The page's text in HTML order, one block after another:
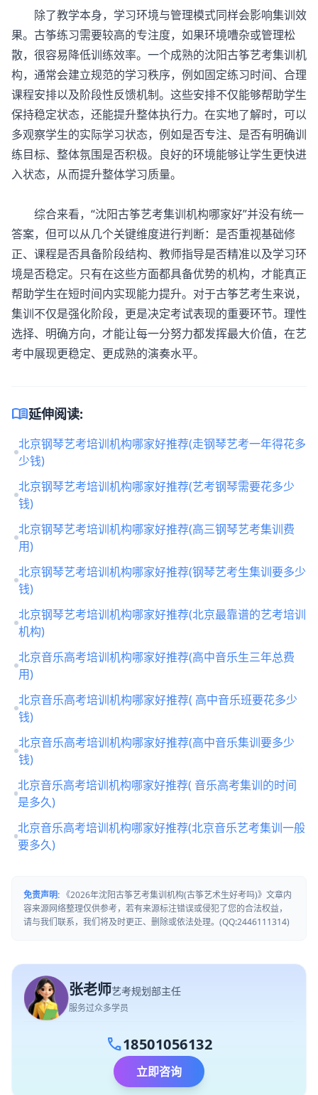
除了教学本身，学习环境与管理模式同样会影响集训效
果。古筝练习需要较高的专注度，如果环境嘈杂或管理松
散，很容易降低训练效率。一个成熟的沈阳古筝艺考集训机
构，通常会建立规范的学习秩序，例如固定练习时间、合理
课程安排以及阶段性反馈机制。这些安排不仅能够帮助学生
保持稳定状态，还能提升整体执行力。在实地了解时，可以
多观察学生的实际学习状态，例如是否专注、是否有明确训
练目标、整体氛围是否积极。良好的环境能够让学生更快进
入状态，从而提升整体学习质量。
综合来看，“沈阳古筝艺考集训机构哪家好”并没有统一
答案，但可以从几个关键维度进行判断：是否重视基础修
正、课程是否具备阶段结构、教师指导是否精准以及学习环
境是否稳定。只有在这些方面都具备优势的机构，才能真正
帮助学生在短时间内实现能力提升。对于古筝艺考生来说，
集训不仅是强化阶段，更是决定考试表现的重要环节。理性
选择、明确方向，才能让每一分努力都发挥最大价值，在艺
考中展现更稳定、更成熟的演奏水平。
menu_book延伸阅读:
北京钢琴艺考培训机构哪家好推荐(走钢琴艺考一年得花多
少钱)
北京钢琴艺考培训机构哪家好推荐(艺考钢琴需要花多少
钱)
北京钢琴艺考培训机构哪家好推荐(高三钢琴艺考集训费
用)
北京钢琴艺考培训机构哪家好推荐(钢琴艺考生集训要多少
钱)
北京钢琴艺考培训机构哪家好推荐(北京最靠谱的艺考培训
机构)
北京音乐高考培训机构哪家好推荐(高中音乐生三年总费
用)
北京音乐高考培训机构哪家好推荐( 高中音乐班要花多少
钱)
北京音乐高考培训机构哪家好推荐(高中音乐集训要多少
钱)
北京音乐高考培训机构哪家好推荐( 音乐高考集训的时间
是多久)
北京音乐高考培训机构哪家好推荐(北京音乐艺考集训一般
要多久)
免责声明: 《2026年沈阳古筝艺考集训机构(古筝艺术生好考吗)》文章内
容来源网络整理仅供参考，若有来源标注错误或侵犯了您的合法权益，
请与我们联系，我们将及时更正、删除或依法处理。(QQ:2446111314)
张老师艺考规划部主任
服务过众多学员
call18501056132
立即咨询